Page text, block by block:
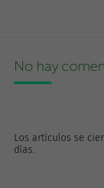
No hay
Los artículos se
días.